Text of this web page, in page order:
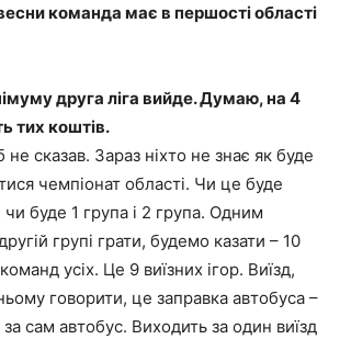
команда має в першості області
друга ліга вийде. Думаю, на 4
тих коштів.
не сказав. Зараз ніхто не знає як буде
чемпіонат області. Чи це буде
чи буде 1 група і 2 група. Одним
групі грати, будемо казати – 10
усіх. Це 9 виїзних ігор. Виїзд,
говорити, це заправка автобуса –
за сам автобус. Виходить за один виїзд